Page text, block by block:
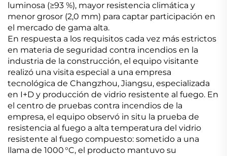
luminosa (≥93 %), mayor resistencia climática y
menor grosor (2,0 mm) para captar participación en
el mercado de gama alta.
En respuesta a los requisitos cada vez más estrictos
en materia de seguridad contra incendios en la
industria de la construcción, el equipo visitante
realizó una visita especial a una empresa
tecnológica de Changzhou, Jiangsu, especializada
en I+D y producción de vidrio resistente al fuego. En
el centro de pruebas contra incendios de la
empresa, el equipo observó in situ la prueba de
resistencia al fuego a alta temperatura del vidrio
resistente al fuego compuesto: sometido a una
llama de 1000 °C, el producto mantuvo su